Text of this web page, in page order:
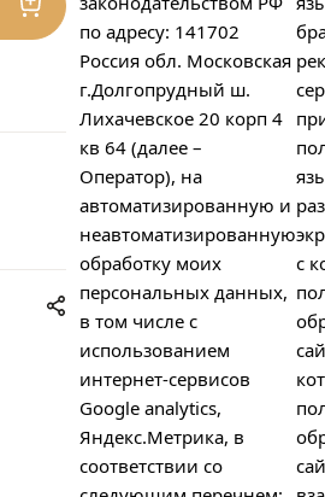
по адресу: 141702
Россия обл. Московская
г.Долгопрудный ш.
Лихачевское 20 корп 4
кв 64 (далее –
Оператор), на
автоматизированную и
неавтоматизированную
обработку моих
персональных данных,
в том числе с
использованием
интернет-сервисов
Google analytics,
Яндекс.Метрика, в
соответствии со
с